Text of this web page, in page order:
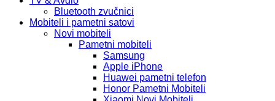
Bluetooth zvučnici
Mobiteli i pametni satovi
Novi mobiteli
Pametni mobiteli
Samsung
Apple iPhone
Huawei pametni telefon
Honor Pametni Mobiteli